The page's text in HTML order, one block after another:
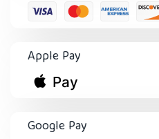
Apple Pay
Google Pay